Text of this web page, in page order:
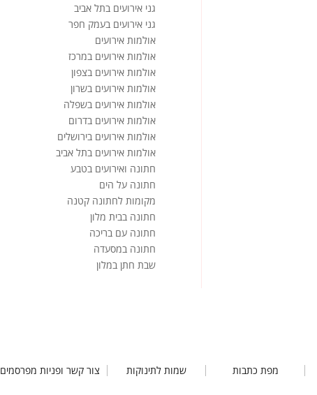
גני אירועים בתל אביב
גני אירועים בעמק חפר
אולמות אירועים
אולמות אירועים במרכז
אולמות אירועים בצפון
אולמות אירועים בשרון
אולמות אירועים בשפלה
אולמות אירועים בדרום
אולמות אירועים בירושלים
אולמות אירועים בתל אביב
חתונה ואירועים בטבע
חתונה על הים
מקומות לחתונה קטנה
חתונה בבית מלון
חתונה עם בריכה
חתונה במסעדה
שבת חתן במלון
מפת כתבות שמות לתינוקות צור קשר ופניות מפרסמים